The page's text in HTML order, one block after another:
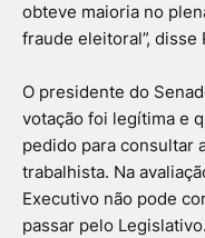
obteve maioria no
fraude eleitoral”,
O presidente do
votação foi legítima e
pedido para consultar
trabalhista. Na
Executivo não pode
passar pelo Legislativo.